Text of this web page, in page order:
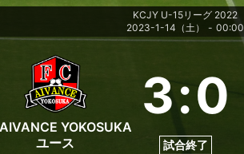
KCJY U-15リーグ 2022
2023-1-14（土）
- 00:00
YOKOSUKA
ユース
3:0
試合終了